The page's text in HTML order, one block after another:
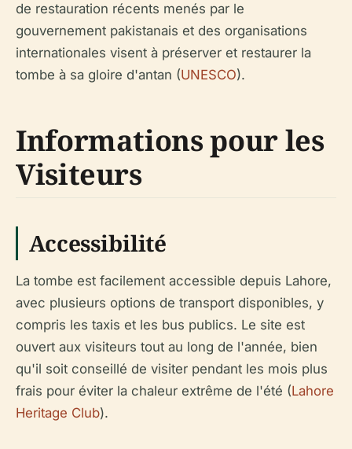
de restauration récents menés par le
gouvernement pakistanais et des organisations
internationales visent à préserver et restaurer la
tombe à sa gloire d'antan (UNESCO).
Informations pour les
Visiteurs
Accessibilité
La tombe est facilement accessible depuis Lahore,
avec plusieurs options de transport disponibles, y
compris les taxis et les bus publics. Le site est
ouvert aux visiteurs tout au long de l'année, bien
qu'il soit conseillé de visiter pendant les mois plus
frais pour éviter la chaleur extrême de l'été (Lahore
Heritage Club).